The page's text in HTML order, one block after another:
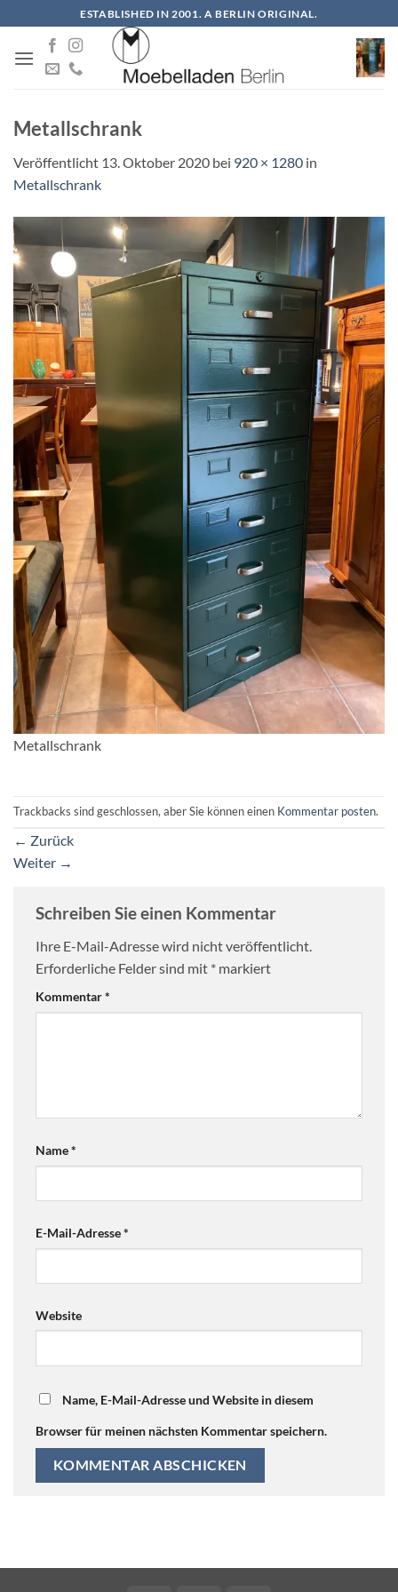
Inhalt
springen
ESTABLISHED IN 2001. A BERLIN ORIGINAL.
Metallschrank
Veröffentlicht 13. Oktober 2020 bei 920 × 1280 in
Metallschrank
Metallschrank
Trackbacks sind geschlossen, aber Sie können einen Kommentar posten.
← Zurück
Weiter →
Schreiben Sie einen Kommentar
Ihre E-Mail-Adresse wird nicht veröffentlicht.
Erforderliche Felder sind mit * markiert
Kommentar*
Name*
E-Mail-Adresse*
Website
Name, E-Mail-Adresse und Website in diesem
Browser für meinen nächsten Kommentar speichern.